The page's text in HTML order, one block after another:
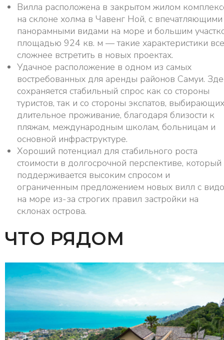
Вилла расположена в закрытом жилом
на склоне холма в Чавенг Ной, с впечатляющими
панорамными видами на море и большим
площадью 924 кв. м — такие характеристики все
сложнее встретить в новых проектах.
Удачное расположение в одном из самых
востребованных для аренды районов Самуи.
сохраняется стабильный спрос как со стороны
туристов, так и со стороны экспатов, выбирающих
длительное проживание, благодаря близости к
пляжам, международным школам, больницам и
основной инфраструктуре.
Хороший потенциал для стабильного роста
стоимости в долгосрочной перспективе, который
поддерживается высоким спросом и
ограниченным предложением новых вилл с
на море из-за строгих правил застройки на
склонах острова.
ЧТО РЯДОМ